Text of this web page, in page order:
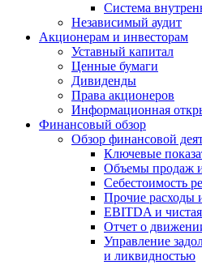
Система
Независимый аудит
Акционерам и инвесторам
Уставный капитал
Ценные бумаги
Дивиденды
Права акционеров
Информационная
Финансовый обзор
Обзор финансовой
Ключевые
Объемы продаж
Себестоимость
Прочие расходы
EBITDA и
Отчет о
Управление
и ликвидностью